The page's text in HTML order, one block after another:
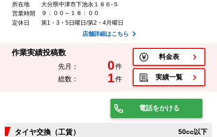
所在地
大分県中津市下池永１８６-５
営業時間
９：００～１８：００
定休日
第1・3・5日曜日/第2・4月曜日
店舗詳細はこちら
作業実績投稿数
先月： 0件
総数：
1件
料金表
実績一覧
電話をかける
タイヤ交換（工賃） 50cc以下